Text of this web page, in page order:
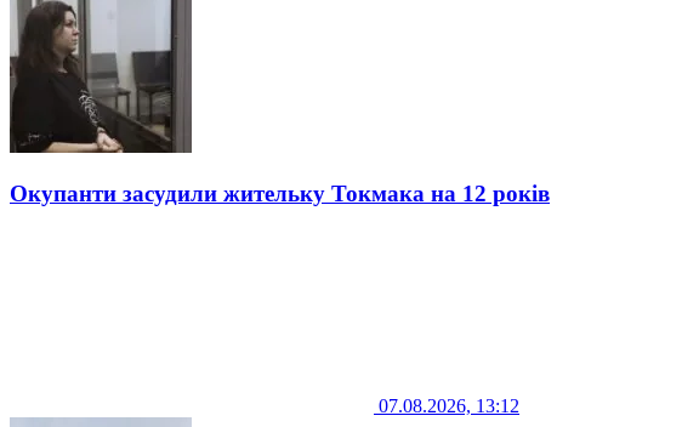
Окупанти засудили жительку Токмака на 12 років
07.08.2026, 13:12